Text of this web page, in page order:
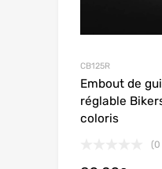
CB125R
Embout de
réglable
coloris
(0